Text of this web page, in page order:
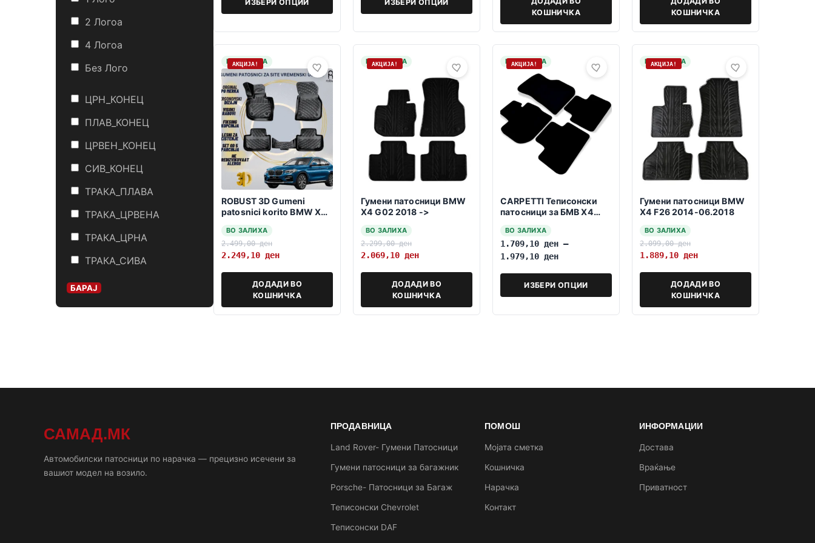
2 Логоa
4 Логоa
Без Лого
ЦРН_КОНЕЦ
ПЛАВ_КОНЕЦ
ЦРВЕН_КОНЕЦ
СИВ_КОНЕЦ
ТРАКА_ПЛАВА
ТРАКА_ЦРВЕНА
ТРАКА_ЦРНА
ТРАКА_СИВА
БАРАЈ
ИЗБЕРИ ОПЦИИ ИЗБЕРИ ОПЦИИ
КОШНИЧКА
КОШНИЧКА
НА ЗАЛИХА
АКЦИЈА!
ROBUST 3D Gumeni
patosnici korito BMW X4
ВО ЗАЛИХА
2.499,00ден
2.249,10 ден
ДОДАДИ ВО
КОШНИЧКА
НА ЗАЛИХА
АКЦИЈА!
Гумени патосници BMW
X4 G02 2018 ->
ВО ЗАЛИХА
2.299,00ден
2.069,10 ден
ДОДАДИ ВО
КОШНИЧКА
НА ЗАЛИХА
АКЦИЈА!
CARPETTI Теписонски
патосници за БМВ Х4
ВО ЗАЛИХА
1.709,10 ден –
1.979,10 ден
ИЗБЕРИ ОПЦИИ
НА ЗАЛИХА
АКЦИЈА!
Гумени патосници BMW
X4 F26 2014-06.2018
ВО ЗАЛИХА
2.099,00ден
1.889,10 ден
ДОДАДИ ВО
КОШНИЧКА
САМАД.МК
Автомобилски патосници по нарачка — прецизно исечени за
вашиот модел на возило.
ПРОДАВНИЦА
Land Rover- Гумени Патосници
Гумени патосници за багажник
Porsche- Патосници за Багаж
Теписонски Chevrolet
Теписонски DAF
ПОМОШ
Мојата сметка
Кошничка
Нарачка
Контакт
ИНФОРМАЦИИ
Достава
Враќање
Приватност